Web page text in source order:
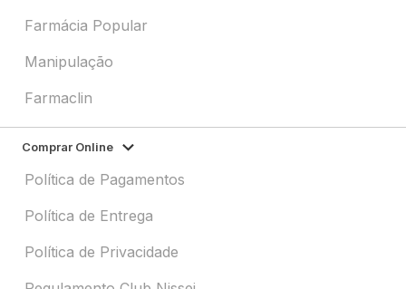
Farmácia Popular
Manipulação
Farmaclin
Comprar Online
Política de Pagamentos
Política de Entrega
Política de Privacidade